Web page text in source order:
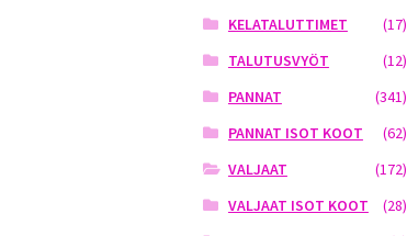
KELATALUTTIMET
(17)
TALUTUSVYÖT
(12)
PANNAT
(341)
PANNAT ISOT KOOT
(62)
VALJAAT
(172)
VALJAAT ISOT KOOT
(28)